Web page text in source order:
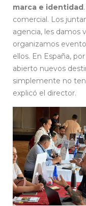
marca e identidad
comercial. Los
agencia, les damos
organizamos
ellos. En España,
abierto nuevos
simplemente no
explicó el director.